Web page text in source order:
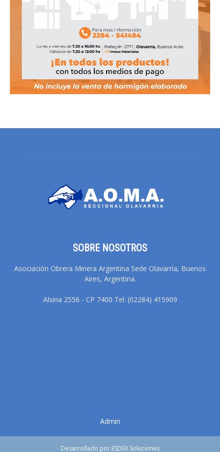
SOBRE NOSOTROS
Asociación Obrera Minera Argentina Sede Olavarría, Buenos
Aires, Argentina.
Alsina 2556 - CP 7400 Tel: (02284) 415909
Admin
Desarrollado por ESDEX Soluciones